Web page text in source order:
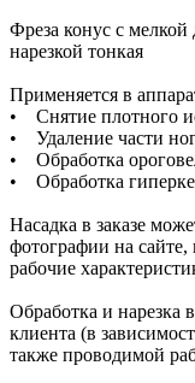
Фреза конус с
нарезкой тонкая
Применяется в
• Снятие плотного
• Удаление части
• Обработка
• Обработка
Насадка в заказе
фотографии на сайте,
рабочие
Обработка и нарезка
клиента (в
также проводимой